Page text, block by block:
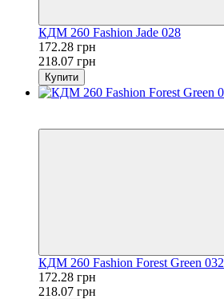
КДМ 260 Fashion Jade 028
172.28 грн
218.07 грн
Купити
КДМ 260 Fashion Forest Green 032
172.28 грн
218.07 грн